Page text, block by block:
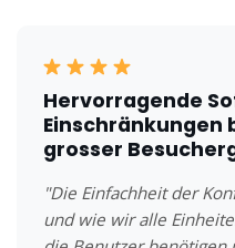
Hervorragende
Einschränkungen
grosser
"Die Einfachheit der
und wie wir alle